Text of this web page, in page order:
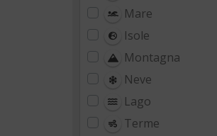
Mare
Isole
Montagna
Neve
Lago
Terme